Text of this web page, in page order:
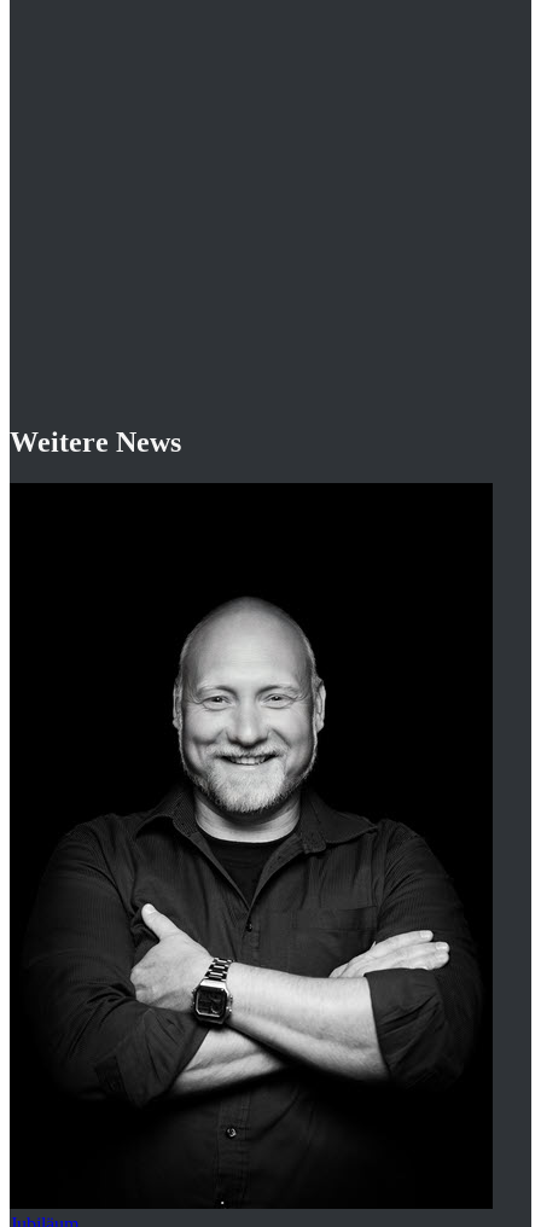
Weitere News